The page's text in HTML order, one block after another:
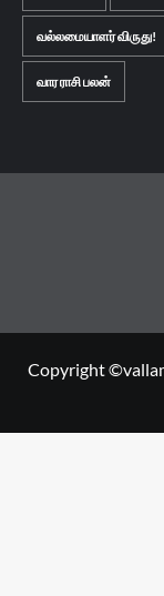
வல்லமையாளர் விருது!
வார ராசி பலன்
Copyright